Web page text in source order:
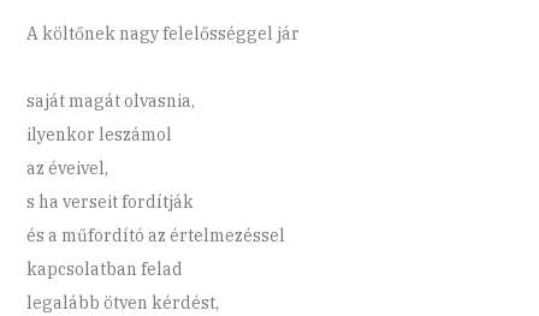
A költőnek nagy felelősséggel jár
saját magát olvasnia,
ilyenkor leszámol
az éveivel,
s ha verseit fordítják
és a műfordító az értelmezéssel
kapcsolatban felad
legalább ötven kérdést,